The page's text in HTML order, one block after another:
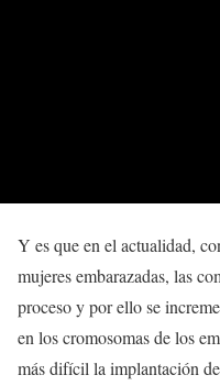
Y es que en el actualidad,
mujeres embarazadas, las
proceso y por ello se
en los cromosomas de los
más difícil la implantación